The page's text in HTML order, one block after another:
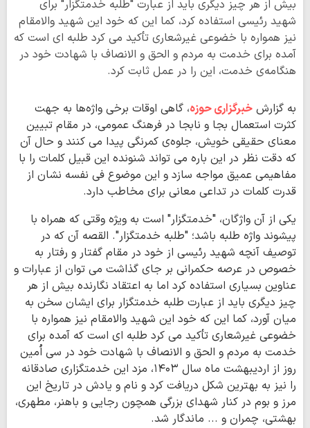
بیش از هر چیز دیگری باید از عبارت "طلبه خدمتگزار" برای
شهید رئیسی استفاده کرد، کما این که خود این شهید والامقام
نیز همواره با خضوعی غیرشعاری تأکید می کرد طلبه ای است که
آمده برای خدمت به مردم و الحق و الانصاف با شهادت خود در
هنگامه‌ی خدمت، این را در عمل ثابت کرد.
به گزارش خبرگزاری حوزه، گاهی اوقات برخی واژه‌ها به جهت
کثرت استعمال بجا و نابجا در فرهنگ عمومی، در مقام تبیین
معنای حقیقی خویش، جلوه‌ی کمرنگی پیدا می کنند و حال آن
که دقت نظر در این باره می تواند شنونده این قبیل کلمات را با
مفاهیمی عمیق مواجه سازد و این موضوع فی نفسه نشان از
قدرت کلمات در تداعی معانی برای مخاطب دارد.
یکی از آن واژگان، "خدمتگزار" است به ویژه وقتی که همراه با
پیشوند واژه طلبه باشد؛ "طلبه‌ خدمتگزار". القصه آن که در
توصیف آنچه شهید رئیسی از خود در مقام گفتار و رفتار به
خصوص در عرصه حکمرانی بر جای گذاشت می توان از عبارات و
عناوین بسیاری استفاده کرد اما به اعتقاد نگارنده بیش از هر
چیز دیگری باید از عبارت طلبه خدمتگزار برای ایشان سخن به
میان آورد، کما این که خود این شهید والامقام نیز همواره با
خضوعی غیرشعاری تأکید می کرد طلبه ای است که آمده برای
خدمت به مردم و الحق و الانصاف با شهادت خود در سی اُمین
روز از اردیبهشت ماه سال ۱۴۰۳، مزد این خدمتگزاری صادقانه
را نیز به بهترین شکل دریافت کرد و نام و یادش در تاریخ این
مرز و بوم در کنار شهدای بزرگی همچون رجایی و باهنر، مطهری،
بهشتی، چمران و ... ماندگار شد.